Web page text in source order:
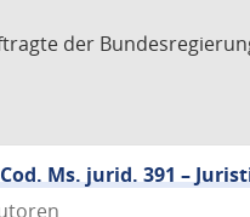
der
Ms. jurid. 391 –